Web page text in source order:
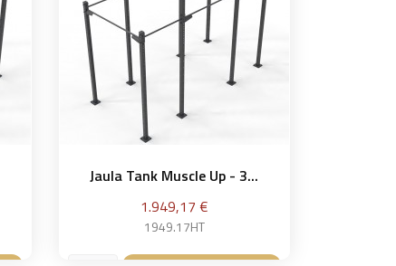
Jaula Tank Muscle Up - 3...
Precio
1.949,17 €
1949.17HT